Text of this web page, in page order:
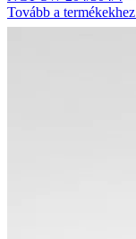
Tovább a termékekhez